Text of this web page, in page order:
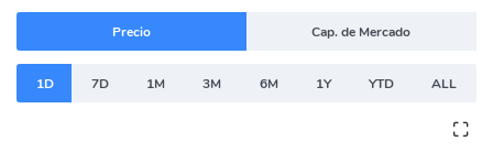
Precio Cap. de Mercado
1D 7D 1M 3M 6M 1Y YTD ALL